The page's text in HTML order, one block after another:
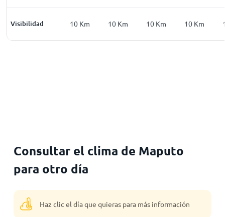
Visibilidad
Km 10Km 10 Km 10 Km 10 Km 10 Km
Consultar el clima de Maputo
para otro día
Haz clic el día que quieras para más información